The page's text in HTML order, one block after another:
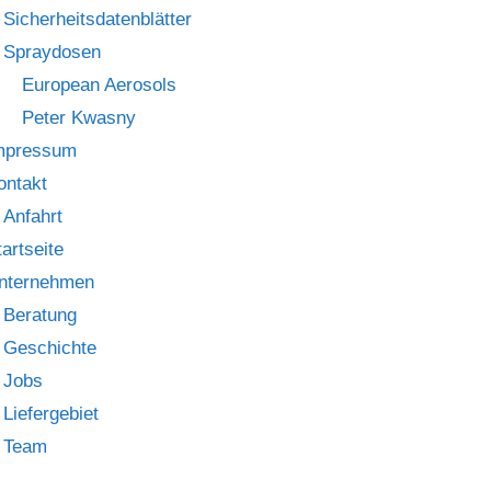
Sicherheitsdatenblätter
Spraydosen
European Aerosols
Peter Kwasny
Anfahrt
Beratung
Geschichte
Jobs
Liefergebiet
Team